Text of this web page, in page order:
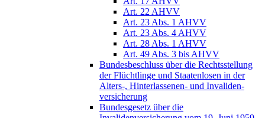
Art. 22 AHVV
Art. 23 Abs. 1 AHVV
Art. 23 Abs. 4 AHVV
Art. 28 Abs. 1 AHVV
Art. 49 Abs. 3 bis AHVV
Bundesbeschluss über die Rechtsstellung
der Flüchtlinge und Staatenlosen in der
Alters-, Hinterlassenen- und Invaliden-
versicherung
Bundesgesetz über die